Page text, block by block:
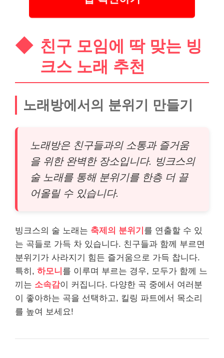
친구 모임에 딱 맞는 빙
크스 노래 추천
노래방에서의 분위기 만들기
노래방은 친구들과의 소통과 즐거움
을 위한 완벽한 장소입니다. 빙크스의
술 노래를 통해 분위기를 한층 더 끌
어올릴 수 있습니다.
빙크스의 술 노래는 축제의 분위기 를 연출할 수 있
는 곡들로 가득 차 있습니다. 친구들과 함께 부르면
분위기가 사라지기 힘든 즐거움으로 가득 찹니다.
특히, 하모니 를 이루며 부르는 경우, 모두가 함께 느
끼는 소속감이 커집니다. 다양한 곡 중에서 여러분
이 좋아하는 곡을 선택하고, 킬링 파트에서 목소리
를 높여 보세요!